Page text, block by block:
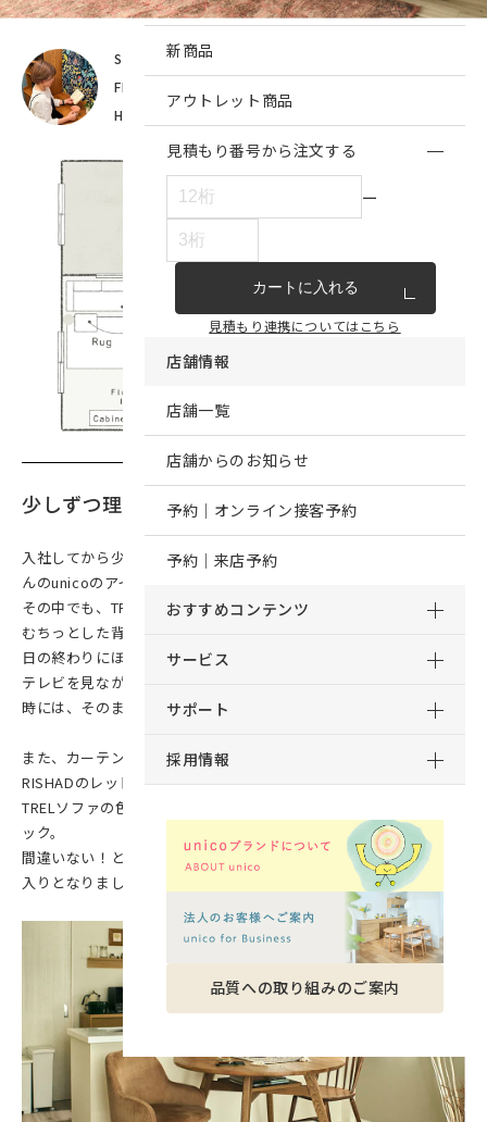
新商品
アウトレット商品
見積もり番号から注文する
ー
カートに入れる
見積もり連携についてはこちら
店舗情報
店舗一覧
店舗からのお知らせ
予約｜オンライン接客予約
予約｜来店予約
おすすめコンテンツ
サービス
サポート
採用情報
品質への取り組みのご案内
STAFF_
山中(unico札幌)
FLOOR PLAN_
HOUSEMATE_
少しずつ理想に近づく、私のお部屋づくり
入社してから少しずつ雑貨や家具を足していき、気が付けばたくさ
んのunicoのアイテムに囲まれて生活をしていました。
その中でも、TRELソファは私のおうち時間の相棒。
むちっとした背もたれと、ほどよく弾力のある座面に体を預け、一
日の終わりにほっと一息つくのが日課となっています。
テレビを見ながらオットマンに足を伸ばしてくつろぐことも多く、
時には、そのまま寝落ちすることも…
また、カーテンとラグを新調しようと悩んでいて、APTのブルーと
RISHADのレッドが候補になっていました。
TRELソファの色とも合うか、3Dシミュレーターで相性を最終チェ
ック。
間違いない！と思って購入し、ソファエリアはすっかり私のお気に
入りとなりました。